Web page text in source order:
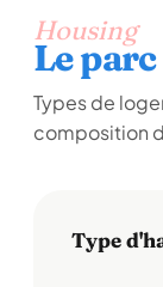
Housing
Le
Types de
composition
Type